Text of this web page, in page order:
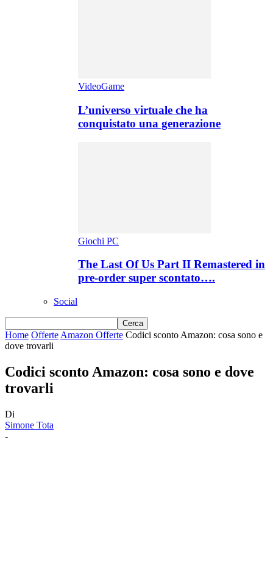
VideoGame
L’universo virtuale che ha
conquistato una generazione
Giochi PC
The Last Of Us Part II Remastered in
pre-order super scontato….
Social
Home Offerte Amazon Offerte Codici sconto Amazon: cosa sono e
dove trovarli
Codici sconto Amazon: cosa sono e dove
trovarli
Di
Simone Tota
-